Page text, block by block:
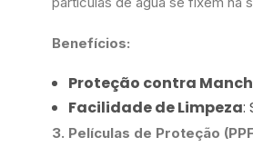
Benefícios:
Proteção contra
Facilidade de Limpeza:
3. Películas de Proteção